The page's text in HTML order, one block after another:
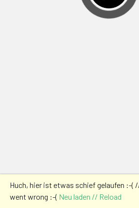
Huch, hier ist etwas schief gelaufen :-(
went wrong :-( Neu laden // Reload